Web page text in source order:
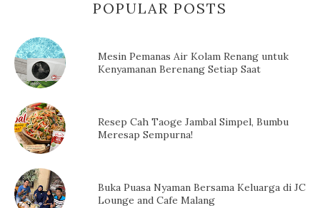
POPULAR POSTS
Mesin Pemanas Air Kolam Renang untuk
Kenyamanan Berenang Setiap Saat
Resep Cah Taoge Jambal Simpel, Bumbu
Meresap Sempurna!
Buka Puasa Nyaman Bersama Keluarga di JC
Lounge and Cafe Malang